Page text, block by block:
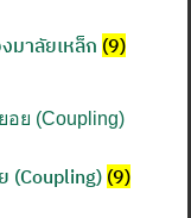
มาลัยเหล็ก (9)
(Coupling) (9)